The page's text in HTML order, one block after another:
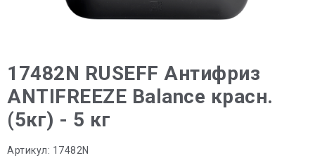
17482N RUSEFF Антифриз
ANTIFREEZE Balance красн.
(5кг) - 5 кг
Артикул: 17482N